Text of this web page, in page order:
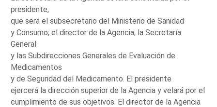
presidente,
que será el subsecretario del Ministerio de Sanidad
y Consumo; el director de la Agencia, la Secretaría
General
y las Subdirecciones Generales de Evaluación de
Medicamentos
y de Seguridad del Medicamento. El presidente
ejercerá la dirección superior de la Agencia y velará por el
cumplimiento de sus objetivos. El director de la Agencia